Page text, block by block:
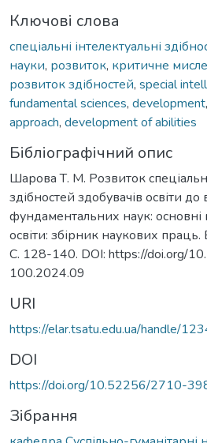
Ключові слова
спеціальні інтелектуальні
науки, розвиток, критичне
розвиток здібностей, special
fundamental sciences, development,
approach, development of abilities
Бібліографічний опис
Шарова Т. М. Розвиток
здібностей здобувачів освіти
фундаментальних наук:
освіти: збірник наукових
С. 128-140. DOI: https://doi.org/
100.2024.09
URI
https://elar.tsatu.edu.ua/handle/
DOI
https://doi.org/10.52256/2710-
Зібрання